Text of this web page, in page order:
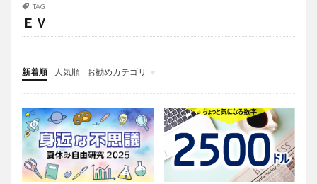
TAG
ＥＶ
新着順 人気順
お勧めカテゴリ
投稿
学び
マンガ
電子書籍